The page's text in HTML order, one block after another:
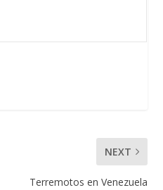
NEXT
Terremotos en Venezuela